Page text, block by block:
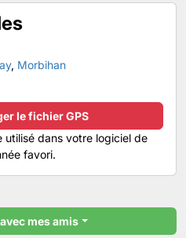
, Morbihan
le fichier GPS
utilisé dans votre logiciel de
favori.
mes amis